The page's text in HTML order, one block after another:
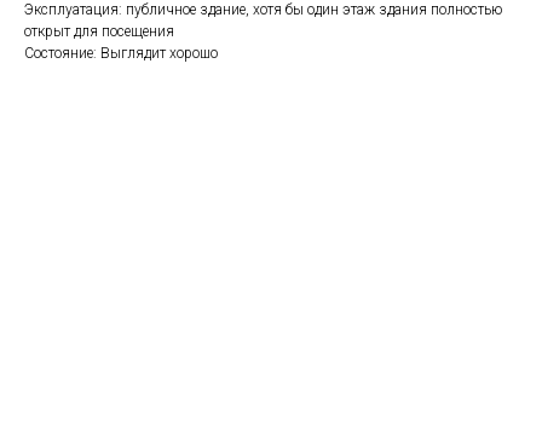
Эксплуатация: публичное здание, хотя бы один этаж здания полностью
открыт для посещения
Состояние: Выглядит хорошо